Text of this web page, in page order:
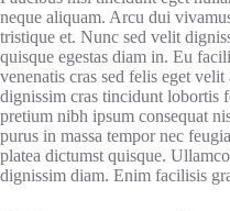
neque aliquam. Arcu dui
tristique et. Nunc sed velit
quisque egestas diam in. Eu
venenatis cras sed felis eget
dignissim cras tincidunt lobortis
pretium nibh ipsum consequat
purus in massa tempor nec
platea dictumst quisque.
dignissim diam. Enim facilisis